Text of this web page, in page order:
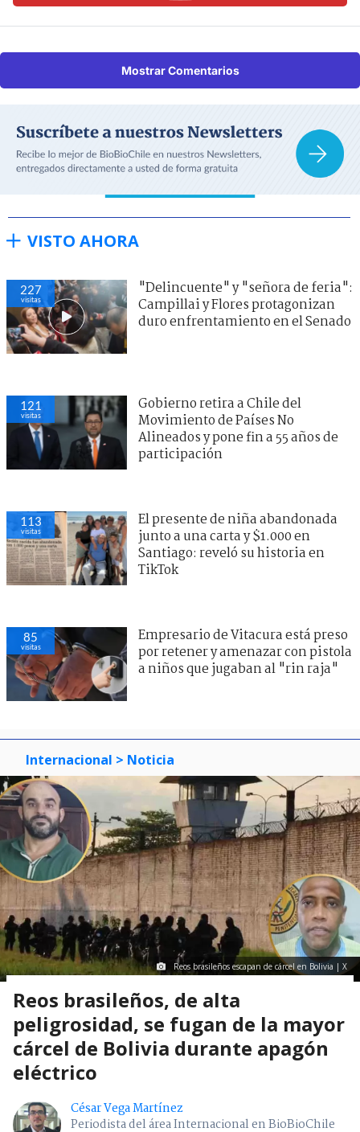
Mostrar Comentarios
VISTO AHORA
227
visitas
"Delincuente" y "señora de feria":
Campillai y Flores protagonizan
duro enfrentamiento en el Senado
121
visitas
Gobierno retira a Chile del
Movimiento de Países No
Alineados y pone fin a 55 años de
participación
113
visitas
El presente de niña abandonada
junto a una carta y $1.000 en
Santiago: reveló su historia en
TikTok
85
visitas
Empresario de Vitacura está preso
por retener y amenazar con pistola
a niños que jugaban al "rin raja"
Internacional > Noticia
Reos brasileños escapan de cárcel en Bolivia | X
Reos brasileños, de alta
peligrosidad, se fugan de la mayor
cárcel de Bolivia durante apagón
eléctrico
César Vega Martínez
Periodista del área Internacional en BioBioChile